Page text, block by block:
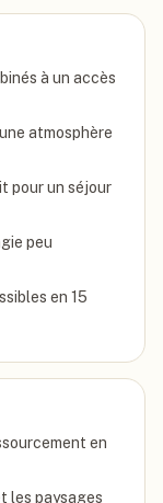
à un accès
atmosphère
pour un séjour
peu
en 15
en
les paysages